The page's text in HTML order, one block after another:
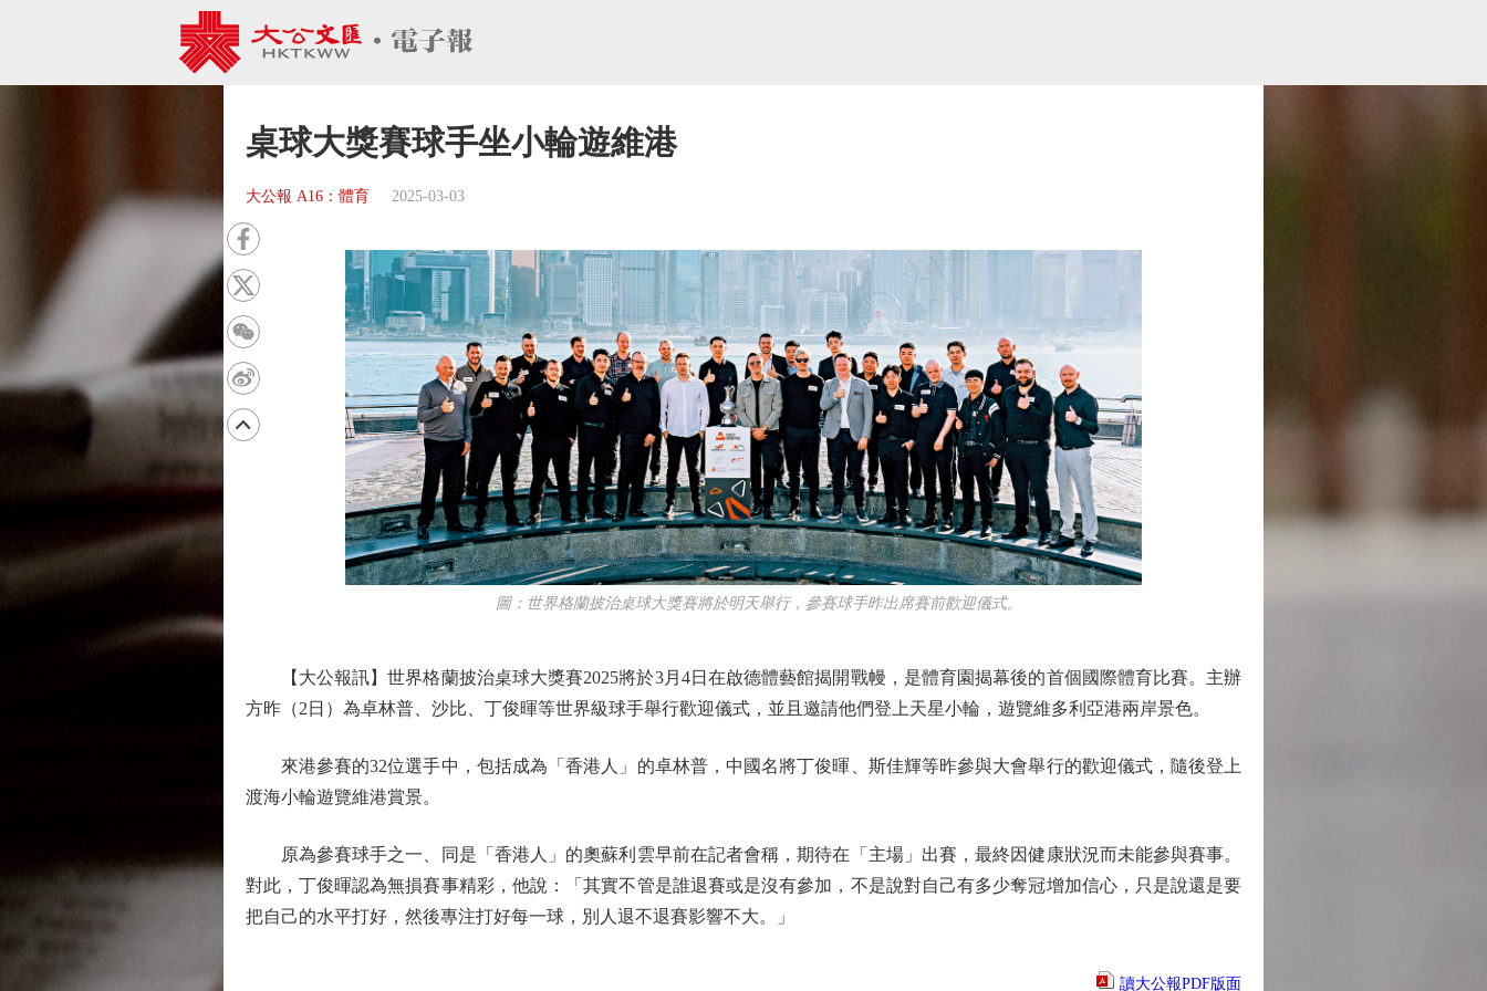
桌球大獎賽球手坐小輪遊維港
大公報 A16：體育 2025-03-03
圖：世界格蘭披治桌球大獎賽將於明天舉行，參賽球手昨出席賽前歡迎儀式。
【大公報訊】世界格蘭披治桌球大獎賽2025將於3月4日在啟德體藝館揭開戰幔，是體育園揭幕後的首個國際體育比賽。主辦
方昨（2日）為卓林普、沙比、丁俊暉等世界級球手舉行歡迎儀式，並且邀請他們登上天星小輪，遊覽維多利亞港兩岸景色。
來港參賽的32位選手中，包括成為「香港人」的卓林普，中國名將丁俊暉、斯佳輝等昨參與大會舉行的歡迎儀式，隨後登上
渡海小輪遊覽維港賞景。
原為參賽球手之一、同是「香港人」的奧蘇利雲早前在記者會稱，期待在「主場」出賽，最終因健康狀況而未能參與賽事。
對此，丁俊暉認為無損賽事精彩，他說：「其實不管是誰退賽或是沒有參加，不是說對自己有多少奪冠增加信心，只是說還是要
把自己的水平打好，然後專注打好每一球，別人退不退賽影響不大。」
讀大公報PDF版面